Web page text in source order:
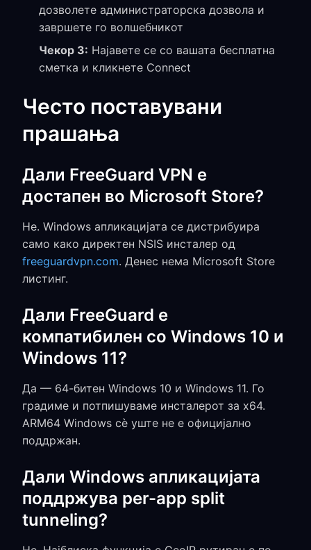
дозволете администраторска дозвола и
завршете го волшебникот
Чекор 3: Најавете се со вашата бесплатна
сметка и кликнете Connect
Често поставувани
прашања
Дали FreeGuard VPN е
достапен во Microsoft Store?
Не. Windows апликацијата се дистрибуира
само како директен NSIS инсталер од
freeguardvpn.com. Денес нема Microsoft Store
листинг.
Дали FreeGuard е
компатибилен со Windows 10 и
Windows 11?
Да — 64-битен Windows 10 и Windows 11. Го
градиме и потпишуваме инсталерот за x64.
ARM64 Windows сè уште не е официјално
поддржан.
Дали Windows апликацијата
поддржува per-app split
tunneling?